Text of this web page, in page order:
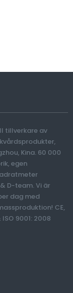
tillverkare av
Kina. 60 000
egen
D-team. Vi är
dag med
CE,
9001: 2008